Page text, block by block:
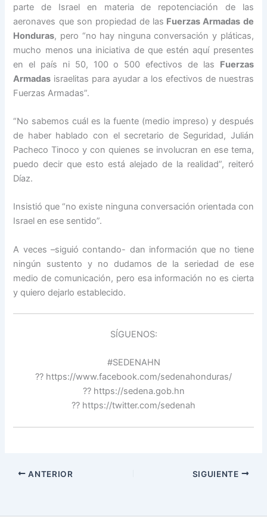
parte de Israel en materia de repotenciación de las
aeronaves que son propiedad de las Fuerzas Armadas de
Honduras, pero “no hay ninguna conversación y pláticas,
mucho menos una iniciativa de que estén aquí presentes
en el país ni 50, 100 o 500 efectivos de las Fuerzas
Armadas israelitas para ayudar a los efectivos de nuestras
Fuerzas Armadas”.
“No sabemos cuál es la fuente (medio impreso) y después
de haber hablado con el secretario de Seguridad, Julián
Pacheco Tinoco y con quienes se involucran en ese tema,
puedo decir que esto está alejado de la realidad”, reiteró
Díaz.
Insistió que “no existe ninguna conversación orientada con
Israel en ese sentido”.
A veces –siguió contando- dan información que no tiene
ningún sustento y no dudamos de la seriedad de ese
medio de comunicación, pero esa información no es cierta
y quiero dejarlo establecido.
SÍGUENOS:
#SEDENAHN
?? https://www.facebook.com/sedenahonduras/
?? https://sedena.gob.hn
?? https://twitter.com/sedenah
ANTERIOR SIGUIENTE